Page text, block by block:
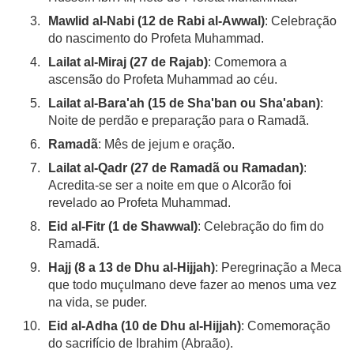
Mawlid al-Nabi (12 de Rabi al-Awwal): Celebração
do nascimento do Profeta Muhammad.
Lailat al-Miraj (27 de Rajab): Comemora a
ascensão do Profeta Muhammad ao céu.
Lailat al-Bara'ah (15 de Sha'ban ou Sha'aban):
Noite de perdão e preparação para o Ramadã.
Ramadã: Mês de jejum e oração.
Lailat al-Qadr (27 de Ramadã ou Ramadan):
Acredita-se ser a noite em que o Alcorão foi
revelado ao Profeta Muhammad.
Eid al-Fitr (1 de Shawwal): Celebração do fim do
Ramadã.
Hajj (8 a 13 de Dhu al-Hijjah): Peregrinação a Meca
que todo muçulmano deve fazer ao menos uma vez
na vida, se puder.
Eid al-Adha (10 de Dhu al-Hijjah): Comemoração
do sacrifício de Ibrahim (Abraão).